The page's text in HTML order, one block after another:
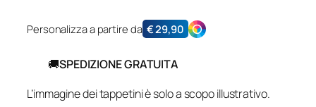
Personalizza a partire da €29,90
🚚SPEDIZIONE GRATUITA
L’immagine dei tappetini è solo a scopo illustrativo.